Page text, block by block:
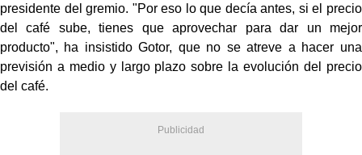
presidente del gremio. "Por eso lo que decía antes, si el precio
del café sube, tienes que aprovechar para dar un mejor
producto", ha insistido Gotor, que no se atreve a hacer una
previsión a medio y largo plazo sobre la evolución del precio
del café.